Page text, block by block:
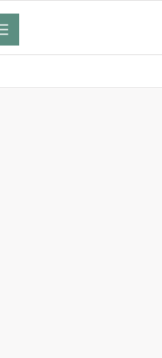
meny